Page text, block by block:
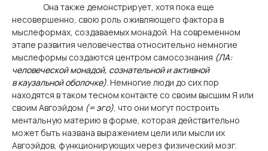
Она также демонстрирует, хотя пока еще
несовершенно, свою роль оживляющего фактора в
мыслеформах, создаваемых монадой. На современном
этапе развития человечества относительно немногие
мыслеформы создаются центром самосознания (ЛА:
человеческой монадой, сознательной и активной
в каузальной оболочке). Немногие люди до сих пор
находятся в таком тесном контакте со своим высшим Я или
своим Авгоэйдом (= эго), что они могут построить
ментальную материю в форме, которая действительно
может быть названа выражением цели или мысли их
Авгоэйдов, функционирующих через физический мозг.